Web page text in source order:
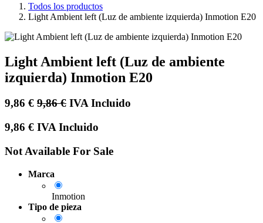
Todos los productos
Light Ambient left (Luz de ambiente izquierda) Inmotion E20
Light Ambient left (Luz de ambiente
izquierda) Inmotion E20
9,86 € 9,86€ IVA Incluido
9,86 € IVA Incluido
Not Available For Sale
Marca
Inmotion
Tipo de pieza